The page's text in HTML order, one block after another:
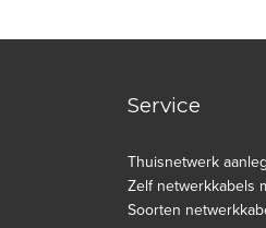
Service
Thuisnetwerk
Zelf netwerkkabels
Soorten